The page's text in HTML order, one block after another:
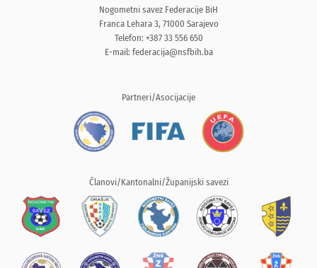
Nogometni savez Federacije BiH
Franca Lehara 3, 71000 Sarajevo
Telefon: +387 33 556 650
E-mail: federacija@nsfbih.ba
Partneri/Asocijacije
Članovi/Kantonalni/Županijski savezi